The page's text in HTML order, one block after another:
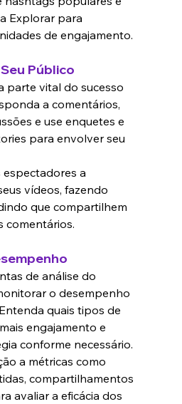
Explorar para
de engajamento.
Público
parte vital do sucesso
a comentários,
e use enquetes e
para envolver seu
a
vídeos, fazendo
que compartilhem
comentários.
de análise do
o desempenho
quais tipos de
engajamento e
conforme necessário.
a métricas como
compartilhamentos
avaliar a eficácia dos